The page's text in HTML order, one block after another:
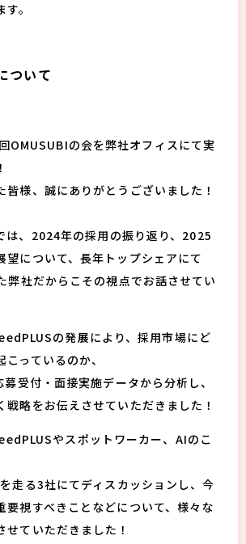
。
ついて
OMUSUBIの会を弊社オフィスにて実
皆様、誠にありがとうございました！
は、2024年の採用の振り返り、2025
望について、長年トップシェアにて
弊社だからこその視点でお話させてい
の発展により、採用市場にど
っているのか、
受付・面接実施データから分析し、
戦略をお伝えさせていただきました！
やスポットワーカー、AIのこ
走る3社にてディスカッションし、今
要視すべきことなどについて、様々な
せていただきました！